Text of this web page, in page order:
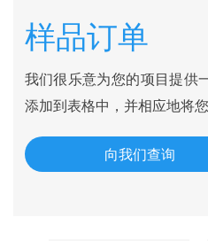
样品订单
我们很乐意为您的项目提供
添加到表格中，并相应地将
向我们查询